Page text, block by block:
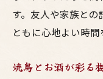
す。友人や家族と
ともに心地よい時間
焼鳥とお酒が彩る